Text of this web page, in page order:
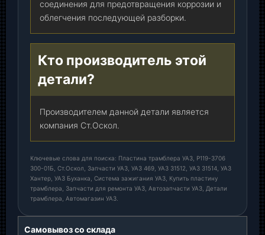
соединения для предотвращения коррозии и
облегчения последующей разборки.
Кто производитель этой
детали?
Производителем данной детали является
компания Ст.Оскол.
Ключевые слова для поиска: Пластина трамблера УАЗ, Р119-3706
300-01Б, Ст.Оскол, Запчасти УАЗ, УАЗ 469, УАЗ 31512, УАЗ 31514, УАЗ
Хантер, УАЗ Буханка, Система зажигания УАЗ, Купить пластину
трамблера, Запчасти для ремонта УАЗ, Автозапчасти УАЗ, Детали
трамблера, Автомагазин УАЗ.
Самовывоз со склада